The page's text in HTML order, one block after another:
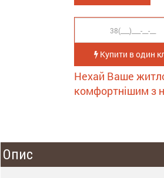
Купити в один
Нехай Ваше
комфортнішим з
Опис